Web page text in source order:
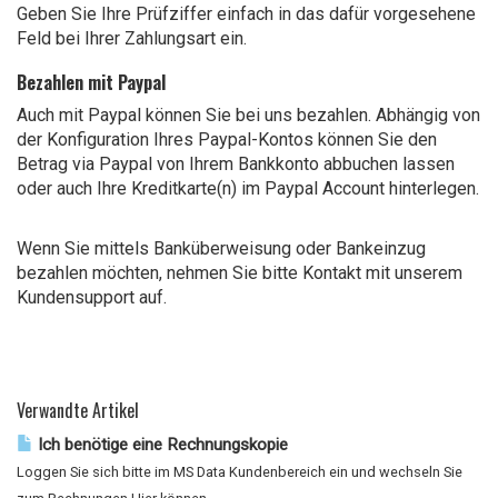
Geben Sie Ihre Prüfziffer einfach in das dafür vorgesehene
Feld bei Ihrer Zahlungsart ein.
Bezahlen mit Paypal
Auch mit Paypal können Sie bei uns bezahlen. Abhängig von
der Konfiguration Ihres Paypal-Kontos können Sie den
Betrag via Paypal von Ihrem Bankkonto abbuchen lassen
oder auch Ihre Kreditkarte(n) im Paypal Account hinterlegen.
Wenn Sie mittels Banküberweisung oder Bankeinzug
bezahlen möchten, nehmen Sie bitte Kontakt mit unserem
Kundensupport auf.
Verwandte Artikel
Ich benötige eine Rechnungskopie
Loggen Sie sich bitte im MS Data Kundenbereich ein und wechseln Sie